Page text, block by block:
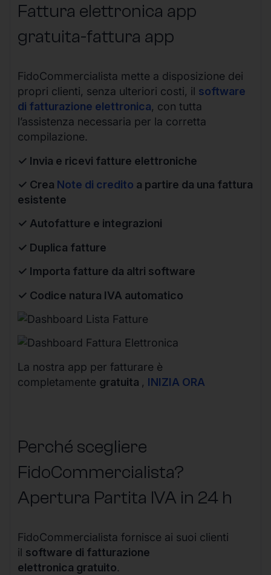
Fattura elettronica app
gratuita-fattura app
FidoCommercialista mette a disposizione dei
propri clienti, senza ulteriori costi, il software
di fatturazione elettronica, con tutta
l’assistenza necessaria per la corretta
compilazione.
✓ Invia e ricevi fatture elettroniche
✓ Crea Note di credito a partire da una fattura
esistente
✓ Autofatture e integrazioni
✓ Duplica fatture
✓ Importa fatture da altri software
✓ Codice natura IVA automatico
La nostra app per fatturare è
completamente gratuita , INIZIA ORA
Perché scegliere
FidoCommercialista?
Apertura Partita IVA in 24 h
FidoCommercialista fornisce ai suoi clienti
il software di fatturazione
elettronica gratuito.